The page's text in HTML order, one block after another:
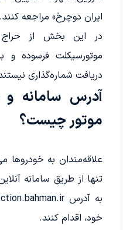
ایران دوچرخ» مراجعه کنند.
موتورسیکلت فرسوده و
دریافت شماره‌گذاری
آدرس سامانه و
موتور چیست؟
علاقه‌مندان به خودروها
تنها از طریق سامانه
خود، اقدام کنند.